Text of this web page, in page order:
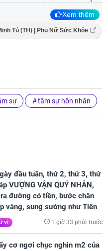
Xem thêm
Tú (TH) | Phụ Nữ Sức Khỏe
sự tâm sự hôn nhân
đầu tuần, thứ 2, thứ 3, thứ
VƯỢNG VẬN QUÝ NHÂN,
đường có tiền, bước chân
vàng, sung sướng như Tiên
vi 1 giờ 33 phút trước
cơ ngơi chục nghìn m2 của